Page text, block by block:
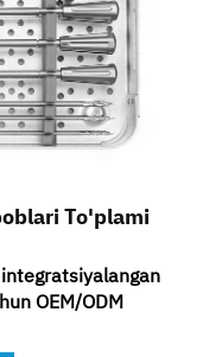
To'plami
OEM/ODM